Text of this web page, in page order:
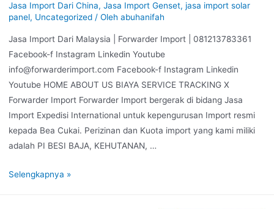
Jasa Import Dari China, Jasa Import Genset, jasa import solar
panel, Uncategorized/ Oleh abuhanifah
Jasa Import Dari Malaysia | Forwarder Import | 081213783361
Facebook-f Instagram Linkedin Youtube
info@forwarderimport.com Facebook-f Instagram Linkedin
Youtube HOME ABOUT US BIAYA SERVICE TRACKING X
Forwarder Import Forwarder Import bergerak di bidang Jasa
Import Expedisi International untuk kepengurusan Import resmi
kepada Bea Cukai. Perizinan dan Kuota import yang kami miliki
adalah PI BESI BAJA, KEHUTANAN, …
Selengkapnya »